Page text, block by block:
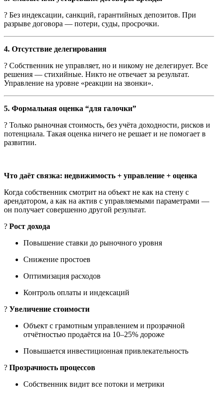
? Без индексации, санкций, гарантийных депозитов. При
разрыве договора — потери, суды, просрочки.
4. Отсутствие делегирования
? Собственник не управляет, но и никому не делегирует. Все
решения — стихийные. Никто не отвечает за результат.
Управление на уровне «реакции на звонки».
5. Формальная оценка “для галочки”
? Только рыночная стоимость, без учёта доходности, рисков и
потенциала. Такая оценка ничего не решает и не помогает в
развитии.
Что даёт связка: недвижимость + управление + оценка
Когда собственник смотрит на объект не как на стену с
арендатором, а как на актив с управляемыми параметрами —
он получает совершенно другой результат.
? Рост дохода
Повышение ставки до рыночного уровня
Снижение простоев
Оптимизация расходов
Контроль оплаты и индексаций
? Увеличение стоимости
Объект с грамотным управлением и прозрачной
отчётностью продаётся на 10–25% дороже
Повышается инвестиционная привлекательность
? Прозрачность процессов
Собственник видит все потоки и метрики